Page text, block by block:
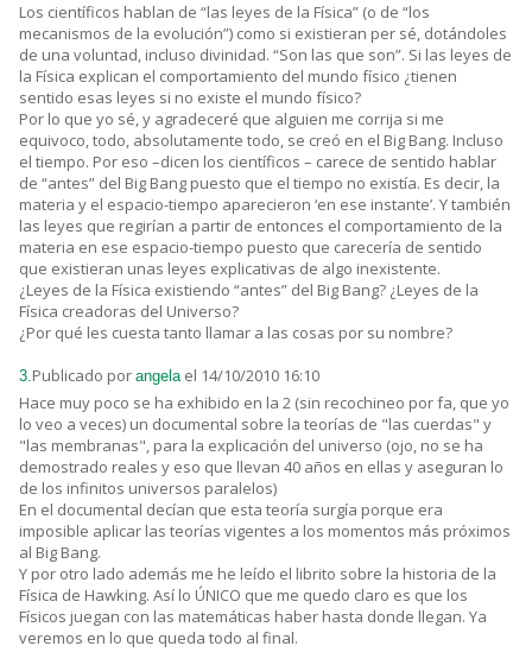
Los científicos hablan de “las leyes de la Física” (o de “los
mecanismos de la evolución”) como si existieran per sé, dotándoles
de una voluntad, incluso divinidad. “Son las que son”. Si las leyes de
la Física explican el comportamiento del mundo físico ¿tienen
sentido esas leyes si no existe el mundo físico?
Por lo que yo sé, y agradeceré que alguien me corrija si me
equivoco, todo, absolutamente todo, se creó en el Big Bang. Incluso
el tiempo. Por eso –dicen los científicos – carece de sentido hablar
de “antes” del Big Bang puesto que el tiempo no existía. Es decir, la
materia y el espacio-tiempo aparecieron ‘en ese instante’. Y también
las leyes que regirían a partir de entonces el comportamiento de la
materia en ese espacio-tiempo puesto que carecería de sentido
que existieran unas leyes explicativas de algo inexistente.
¿Leyes de la Física existiendo “antes” del Big Bang? ¿Leyes de la
Física creadoras del Universo?
¿Por qué les cuesta tanto llamar a las cosas por su nombre?
3.Publicado por angela el 14/10/2010 16:10
Hace muy poco se ha exhibido en la 2 (sin recochineo por fa, que yo
lo veo a veces) un documental sobre la teorías de "las cuerdas" y
"las membranas", para la explicación del universo (ojo, no se ha
demostrado reales y eso que llevan 40 años en ellas y aseguran lo
de los infinitos universos paralelos)
En el documental decían que esta teoría surgía porque era
imposible aplicar las teorías vigentes a los momentos más próximos
al Big Bang.
Y por otro lado además me he leído el librito sobre la historia de la
Física de Hawking. Así lo ÚNICO que me quedo claro es que los
Físicos juegan con las matemáticas haber hasta donde llegan. Ya
veremos en lo que queda todo al final.